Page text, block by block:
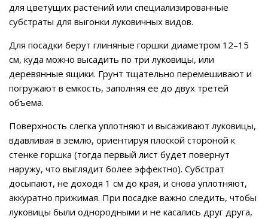
для цветущих растений или специализированные
субстраты для выгонки луковичных видов.
Для посадки берут глиняные горшки диаметром 12–15
см, куда можно высадить по три луковицы, или
деревянные ящики. Грунт тщательно перемешивают и
погружают в емкость, заполняя ее до двух третей
объема.
Поверхность слегка уплотняют и высаживают луковицы,
вдавливая в землю, ориентируя плоской стороной к
стенке горшка (тогда первый лист будет повернут
наружу, что выглядит более эффектно). Субстрат
досыпают, не доходя 1 см до края, и снова уплотняют,
аккуратно прижимая. При посадке важно следить, чтобы
луковицы были однородными и не касались друг друга,